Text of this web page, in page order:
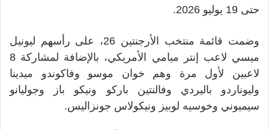
حتى 19 يوليو 2026.
وضمت قائمة منتخب الأرجنتين 26، على رأسهم ليونيل
ميسي لاعب إنتر ميامي الأمريكي، بالإضافة لمشاركة 8
لاعبين لأول مرة وهم خوان موسو وفاكوندو ميدينا
وليوناردو باليردي وفالنتين باركو ونيكو باز وجوليانو
سيميوني وخوسيه لوبيز ونيكولاس جونزاليس.